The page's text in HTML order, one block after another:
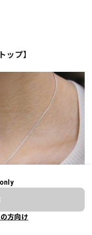
ップ】
方向け
する